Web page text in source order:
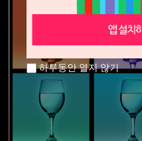
하루동안 열지 않기